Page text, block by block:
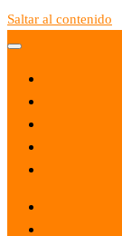
Saltar al contenido